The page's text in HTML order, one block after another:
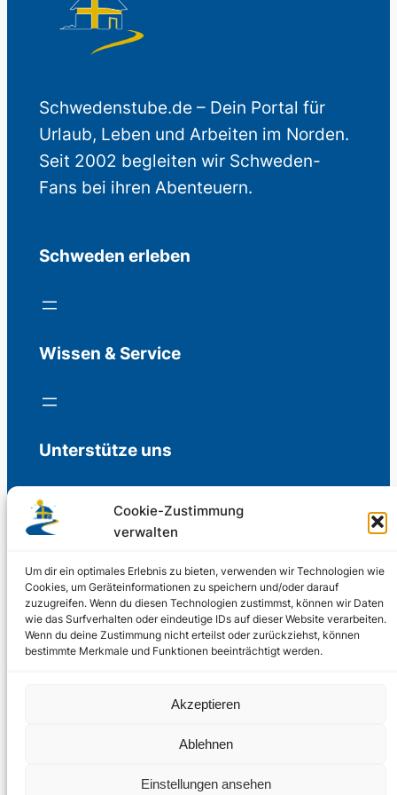
Cookie-Zustimmung
verwalten
Um dir ein optimales Erlebnis zu bieten, verwenden wir Technologien wie
Cookies, um Geräteinformationen zu speichern und/oder darauf
zuzugreifen. Wenn du diesen Technologien zustimmst, können wir Daten
wie das Surfverhalten oder eindeutige IDs auf dieser Website verarbeiten.
Wenn du deine Zustimmung nicht erteilst oder zurückziehst, können
bestimmte Merkmale und Funktionen beeinträchtigt werden.
Akzeptieren
Ablehnen
Einstellungen ansehen
Schwedenstube.de – Dein Portal für
Urlaub, Leben und Arbeiten im Norden.
Seit 2002 begleiten wir Schweden-
Fans bei ihren Abenteuern.
Schweden erleben
Wissen & Service
Unterstütze uns
Freiwillige Spenden für die Aufrechterhaltung
Support us
© 2002 – 2026